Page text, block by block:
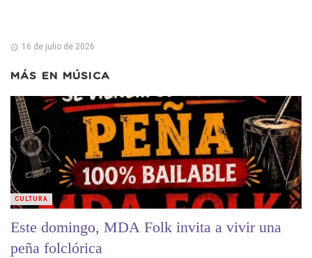
16 de julio de 2026
MÁS EN MÚSICA
Este domingo, MDA Folk invita a vivir una
peña folclórica
CULTURA